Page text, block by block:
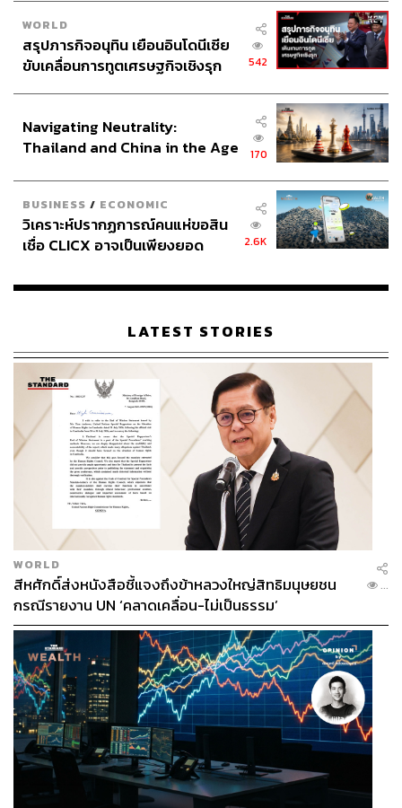
โคเด็กซ์ (Codex Alimentarius) ซึ่งเป็นมาตรฐานอาหาร
ระหว่างประเทศ ที่จัดทำโดยคณะกรรมาธิการโครงการ
มาตรฐานอาหาร (Codex Alimentarius Commission –
CAC) ของ FAO และ WHO โดยมุ่งกำหนดมาตรฐานสากล
ด้านอาหารต่างๆ เช่น ความปลอดภัย สุขลักษณะ และ
คุณภาพอาหาร เพื่อให้การค้าระหว่างประเทศดำเนินไปอย่าง
เป็นธรรม และเพื่อปกป้องสุขภาพของผู้บริโภคทั่วโลก
ในส่วนของประเด็นสารเร่งเนื้อแดง Codex ได้กำหนดค่า
Maximum Residue Limits (MRLs) ซึ่งเป็นค่าปริมาณตกค้าง
สูงสุดของยาสัตว์ที่สามารถมีได้ในอาหาร โดยอ้างอิงจากค่า
ปริมาณการบริโภคที่ยอมรับได้ในแต่ละวัน (ADI) ซึ่งประเมิน
ของ FAO/WHO (JECFA) ประเด็นที่ต้องมองให้ลึกคือ ค่า
เมื่อมีการค้าระหว่างประเทศ ยังคงต้องมีการวิเคราะห์ความ
เสี่ยงที่สอดคล้องกับบริบทของแต่ละประเทศร่วมด้วย
เนื่องจากวัฒนธรรมการกิน ปริมาณการบริโภคที่ยอมรับได้
ต่อวัน แตกต่างกันไป เช่น อเมริกา กินเนื้อวัวเป็นหลัก ในขณะ
ที่ยุโรปกับเอเซีย รวมถึงประเทศไทยนิยมกินเนื้อหมู โดย
เฉพาะคนไทยที่นิยมกินทั้งเนื้อหมู เครื่องใน และเลือดหมู จึง
อาจมีความเสี่ยงที่จะได้รับสารตกค้างมากกว่า
ยังไม่นับกลุ่มเสี่ยง เช่น ผู้ป่วยโรคหัวใจและความดันโลหิต
เด็กเล็ก และผู้สูงอายุ การได้รับสารเร่งเนื้อแดงแม้จะปริมาณ
น้อยนิดก็ตาม ก็มีโอกาสเกิดอันตรายต่อสุขภาพมากกว่า
แม้จะมี ‘ปริมาณเล็กน้อย’ หรือเป็น ‘ปริมาณที่อยู่ในความ
ควบคุม’ ก็ไม่เพียงพอที่จะทำให้ผู้บริโภคคลายความกังวลต่อ
ความเสี่ยงที่จะรับสารเร่งเนื้อแดงเข้าสู่ร่างกายได้
ซึ่งความจริงแล้ว เราไม่ควรกินอาหารที่มีสารปนเปื้อนไม่ว่า
จะมีปริมาณเล็กน้อยแค่ไหนก็ตาม
WORLD
สรุปภารกิจอนุทิน เยือนอินโดนีเซีย
ขับเคลื่อนการทูตเศรษฐกิจเชิงรุก
542
Navigating Neutrality:
Thailand and China in the Age
170
BUSINESS / ECONOMIC
วิเคราะห์ปรากฏการณ์คนแห่ขอสิน
เชื่อ CLICX อาจเป็นเพียงยอด
เรือนไทยที่ถูกซุกไว้
2.6K
LATEST STORIES
WORLD
สีหศักดิ์ส่งหนังสือชี้แจงถึงข้าหลวงใหญ่สิทธิมนุษยชน
กรณีรายงาน UN ‘คลาดเคลื่อน-ไม่เป็นธรรม’
...